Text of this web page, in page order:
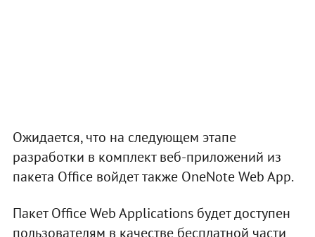
Ожидается, что на следующем этапе
разработки в комплект веб-приложений из
пакета Office войдет также OneNote Web App.
Пакет Office Web Applications будет доступен
пользователям в качестве бесплатной части